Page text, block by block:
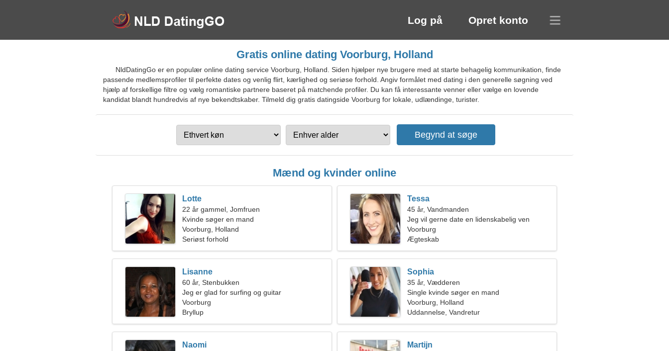
Log på Opret konto
Gratis online dating Voorburg, Holland
NldDatingGo er en populær online dating service Voorburg, Holland. Siden hjælper nye brugere med at starte behagelig kommunikation, finde
passende medlemsprofiler til perfekte dates og venlig flirt, kærlighed og seriøse forhold. Angiv formålet med dating i den generelle søgning ved
hjælp af forskellige filtre og vælg romantiske partnere baseret på matchende profiler. Du kan få interessante venner eller vælge en lovende
kandidat blandt hundredvis af nye bekendtskaber. Tilmeld dig gratis datingside Voorburg for lokale, udlændinge, turister.
Mænd og kvinder online
Lotte
22 år gammel, Jomfruen
Kvinde søger en mand
Voorburg, Holland
Seriøst forhold
Tessa
45 år, Vandmanden
Jeg vil gerne date en lidenskabelig ven
Voorburg
Ægteskab
Lisanne
60 år, Stenbukken
Jeg er glad for surfing og guitar
Voorburg
Bryllup
Sophia
35 år, Vædderen
Single kvinde søger en mand
Voorburg, Holland
Uddannelse, Vandretur
Naomi Martijn